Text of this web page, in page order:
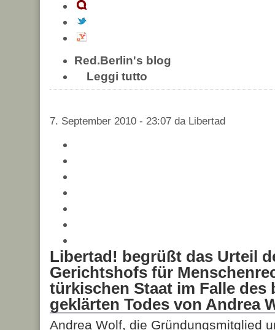
Red.Berlin's blog
Leggi tutto
7. September 2010 - 23:07 da Libertad
Libertad! begrüßt das Urteil
Gerichtshofs für
türkischen Staat im Falle des
geklärten Todes von Andrea
Andrea Wolf, die Gründungsmitglied